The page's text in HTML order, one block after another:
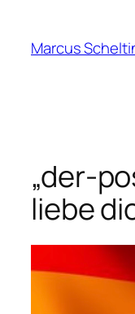
springen
Marcus
„der-
liebe